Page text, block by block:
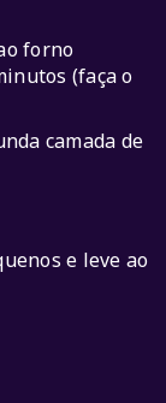
forno
(faça o
camada de
e leve ao